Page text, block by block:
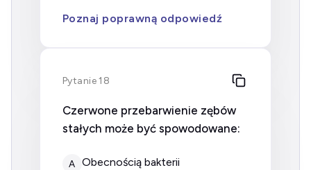
Poznaj poprawną odpowiedź
Pytanie 18
Czerwone przebarwienie zębów
stałych może być spowodowane:
A
obecnością bakterii